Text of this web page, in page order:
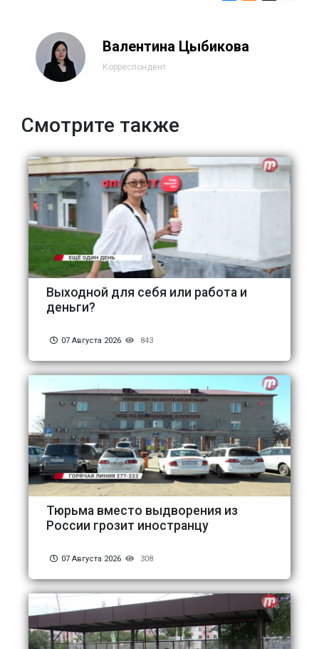
Валентина Цыбикова
Корреспондент
Смотрите также
Выходной для себя или работа и
деньги?
07 Августа 2026 843
Тюрьма вместо выдворения из
России грозит иностранцу
07 Августа 2026 308